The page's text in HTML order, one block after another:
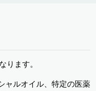
ります。
ャルオイル、特定の医薬